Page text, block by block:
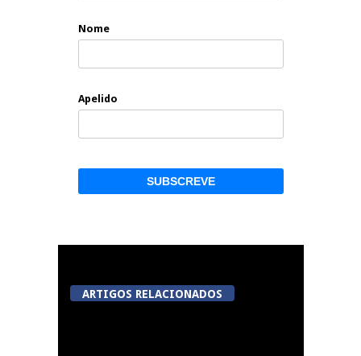
Nome
Apelido
ARTIGOS RELACIONADOS